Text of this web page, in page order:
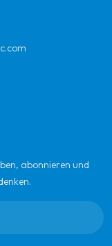
abonnieren und